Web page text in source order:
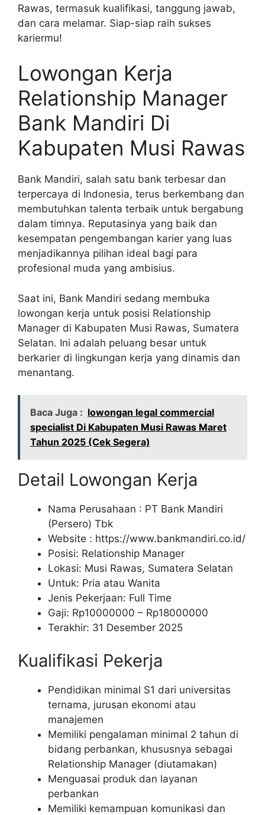
Rawas, termasuk kualifikasi, tanggung jawab,
dan cara melamar. Siap-siap raih sukses
kariermu!
Lowongan Kerja
Relationship Manager
Bank Mandiri Di
Kabupaten Musi Rawas
Bank Mandiri, salah satu bank terbesar dan
terpercaya di Indonesia, terus berkembang dan
membutuhkan talenta terbaik untuk bergabung
dalam timnya. Reputasinya yang baik dan
kesempatan pengembangan karier yang luas
menjadikannya pilihan ideal bagi para
profesional muda yang ambisius.
Saat ini, Bank Mandiri sedang membuka
lowongan kerja untuk posisi Relationship
Manager di Kabupaten Musi Rawas, Sumatera
Selatan. Ini adalah peluang besar untuk
berkarier di lingkungan kerja yang dinamis dan
menantang.
Baca Juga : lowongan legal commercial
specialist Di Kabupaten Musi Rawas Maret
Tahun 2025 (Cek Segera)
Detail Lowongan Kerja
Nama Perusahaan : PT Bank Mandiri
(Persero) Tbk
Website : https://www.bankmandiri.co.id/
Posisi: Relationship Manager
Lokasi: Musi Rawas, Sumatera Selatan
Untuk: Pria atau Wanita
Jenis Pekerjaan: Full Time
Gaji: Rp10000000 – Rp18000000
Terakhir: 31 Desember 2025
Kualifikasi Pekerja
Pendidikan minimal S1 dari universitas
ternama, jurusan ekonomi atau
manajemen
Memiliki pengalaman minimal 2 tahun di
bidang perbankan, khususnya sebagai
Relationship Manager (diutamakan)
Menguasai produk dan layanan
perbankan
Memiliki kemampuan komunikasi dan